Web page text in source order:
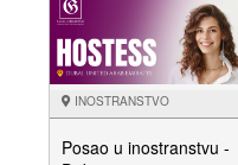
NUDIM
INOSTRANSTVO
Posao u inostranstvu -